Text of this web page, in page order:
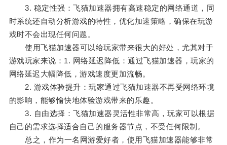
3. 稳定性强：飞猫加速器拥有高速稳定的网络通道，同
时系统还自动分析游戏的特性，优化加速策略，确保在玩游
戏时不会出现任何问题。
使用飞猫加速器可以给玩家带来很大的好处，尤其对于
游戏玩家来说：1. 网络延迟降低：通过飞猫加速器，玩家的
网络延迟大幅降低，游戏速度更加流畅。
2. 游戏体验提升：玩家通过飞猫加速器不再受网络环境
的影响，能够愉快地体验游戏带来的乐趣。
3. 自由选择：飞猫加速器灵活性非常高，玩家可以根据
自己的需求选择适合自己的服务器节点，不受任何限制。
总之，作为一名网游爱好者，使用飞猫加速器能够非常